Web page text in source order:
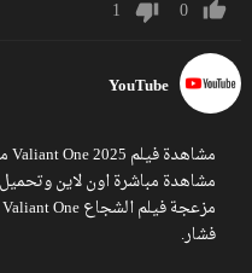
0
1
YouTube
فشار.